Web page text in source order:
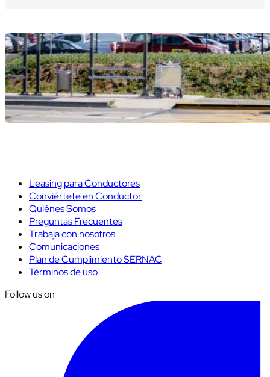
Leasing para Conductores
Conviértete en Conductor
Quiénes Somos
Preguntas Frecuentes
Trabaja con nosotros
Comunicaciones
Plan de Cumplimiento SERNAC
Términos de uso
Follow us on